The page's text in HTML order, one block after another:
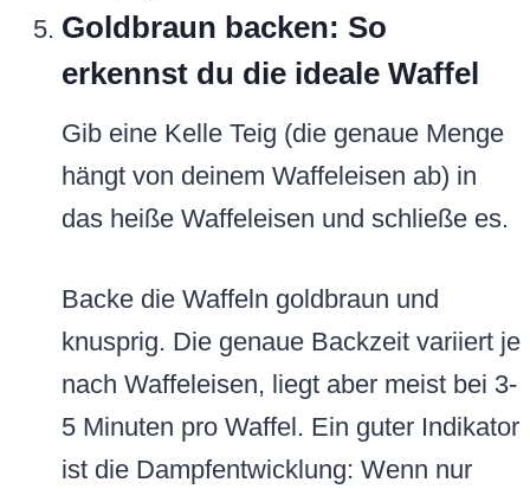
Goldbraun backen: So
erkennst du die ideale Waffel
Gib eine Kelle Teig (die genaue Menge
hängt von deinem Waffeleisen ab) in
das heiße Waffeleisen und schließe es.
Backe die Waffeln goldbraun und
knusprig. Die genaue Backzeit variiert je
nach Waffeleisen, liegt aber meist bei 3-
5 Minuten pro Waffel. Ein guter Indikator
ist die Dampfentwicklung: Wenn nur